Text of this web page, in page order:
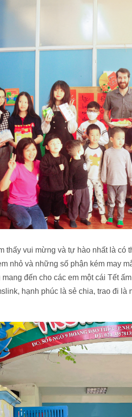
thấy vui mừng và tự hào nhất là
nhỏ và những số phận kém may
mang đến cho các em một cái Tết
hạnh phúc là sẻ chia, trao đi là